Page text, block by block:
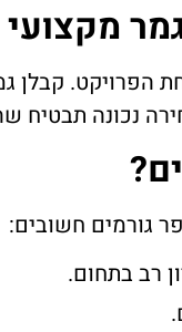
מקצועי
הפרויקט. קבלן
נכונה
גורמים חשובים:
רב בתחום.